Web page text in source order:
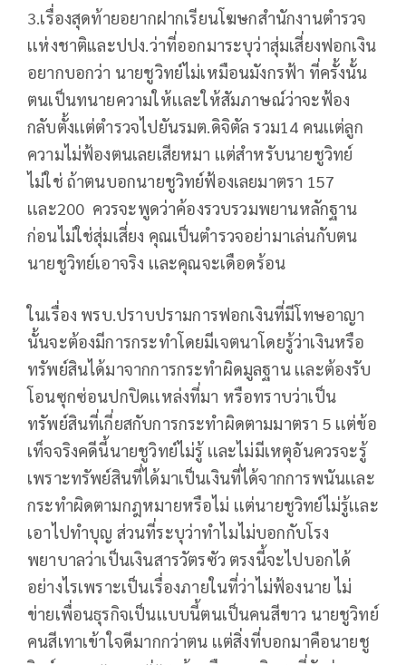
3.เรื่องสุดท้ายอยากฝากเรียนโฆษกสำนักงานตำรวจ
เเห่งชาติและปปง.ว่าที่ออกมาระบุว่าสุ่มเสี่ยงฟอกเงิน
อยากบอกว่า นายชูวิทย์ไม่เหมือนมังกรฟ้า ที่ครั้งนั้น
ตนเป็นทนายความให้เเละให้สัมภาษณ์ว่าจะฟ้อง
กลับตั้งเเต่ตำรวจไปยันรมต.ดิจิตัล รวม14 คนเเต่ลูก
ความไม่ฟ้องตนเลยเสียหมา เเต่สำหรับนายชูวิทย์
ไม่ใช่ ถ้าตนบอกนายชูวิทย์ฟ้องเลยมาตรา 157
เเละ200 ควรจะพูดว่าค้องรวบรวมพยานหลักฐาน
ก่อนไม่ใช่สุ่มเสี่ยง คุณเป็นตำรวจอย่ามาเล่นกับตน
นายชูวิทย์เอาจริง เเละคุณจะเดือดร้อน
ในเรื่อง พรบ.ปราบปรามการฟอกเงินที่มีโทษอาญา
นั้นจะต้องมีการกระทำโดยมีเจตนาโดยรู้ว่าเงินหรือ
ทรัพย์สินได้มาจากการกระทำผิดมูลฐาน เเละต้องรับ
โอนซุกซ่อนปกปิดเเหล่งที่มา หรือทราบว่าเป็น
ทรัพย์สินที่เกี่ยสกับการกระทำผิดตามมาตรา 5 เเต่ข้อ
เท็จจริงคดีนี้นายชูวิทย์ไม่รู้ เเละไม่มีเหตุอันควรจะรู้
เพราะทรัพย์สินที่ได้มาเป็นเงินที่ได้จากการพนันเเละ
กระทำผิดตามกฎหมายหรือไม่ เเต่นายชูวิทย์ไม่รู้เเละ
เอาไปทำบุญ ส่วนที่ระบุว่าทำไมไม่บอกกับโรง
พยาบาลว่าเป็นเงินสารวัตรซัว ตรงนี้จะไปบอกได้
อย่างไรเพราะเป็นเรื่องภายในที่ว่าไม่ฟ้องนาย ไม่
ข่ายเพื่อนธุรกิจเป็นเเบบนี้ตนเป็นคนสีขาว นายชูวิทย์
คนสีเทาเข้าใจดีมากกว่าตน เเต่สิ่งที่บอกมาคือนายชู